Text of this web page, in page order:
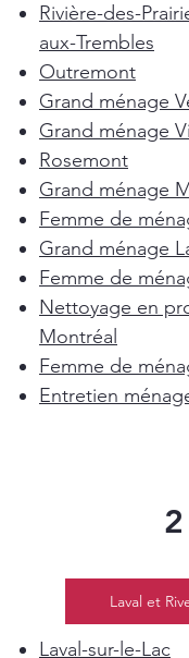
Rivière-des-
aux-Trembles
Outremont
Grand ménage
Grand ménage
Rosemont
Grand ménage
Femme de
Grand ménage
Femme de
Nettoyage en
Montréal
Femme de
Entretien
2
Laval et
Laval-sur-le-Lac